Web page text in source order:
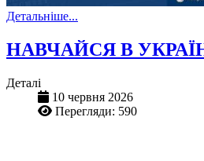
Детальніше...
НАВЧАЙСЯ В
Деталі
10 червня 2026
Перегляди: 590